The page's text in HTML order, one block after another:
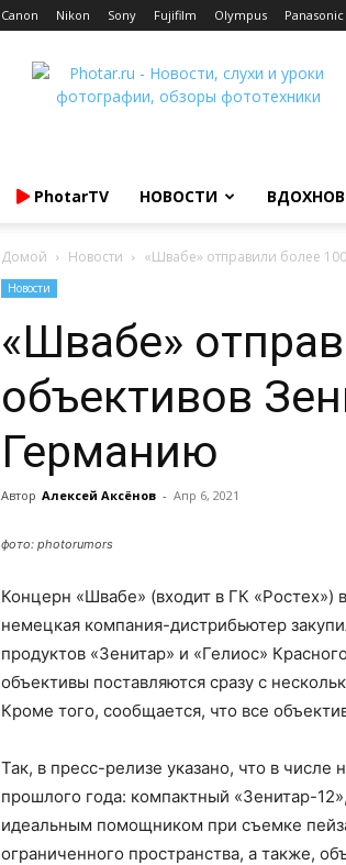
Canon Nikon Sony Fujifilm Olympus Panasonic
Photar.ru
PhotarTV НОВОСТИ
Домой Новости «Швабе» отправили более
Новости
«Швабе»
объективов
Германию
Автор Алексей Аксёнов - Апр 6, 2021
фото: photorumors
Концерн «Швабе» (входит в ГК «Ростех»)
немецкая компания-дистрибьютер
продуктов «Зенитар» и «Гелиос»
объективы поставляются сразу с
Кроме того, сообщается, что все
Так, в пресс-релизе указано, что в
прошлого года: компактный «Зенитар-
идеальным помощником при съемке
ограниченного пространства, а также,